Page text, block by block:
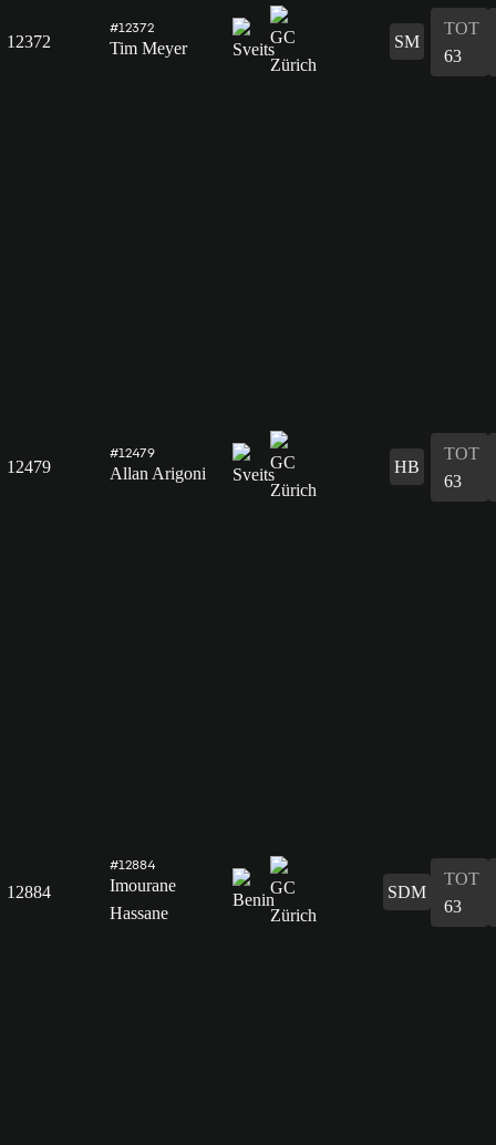
12372
#12372
Tim Meyer SM
TOT
63
12479
#12479
Allan Arigoni HB
TOT
63
12884
#12884
Imourane
Hassane
SDM
TOT
63